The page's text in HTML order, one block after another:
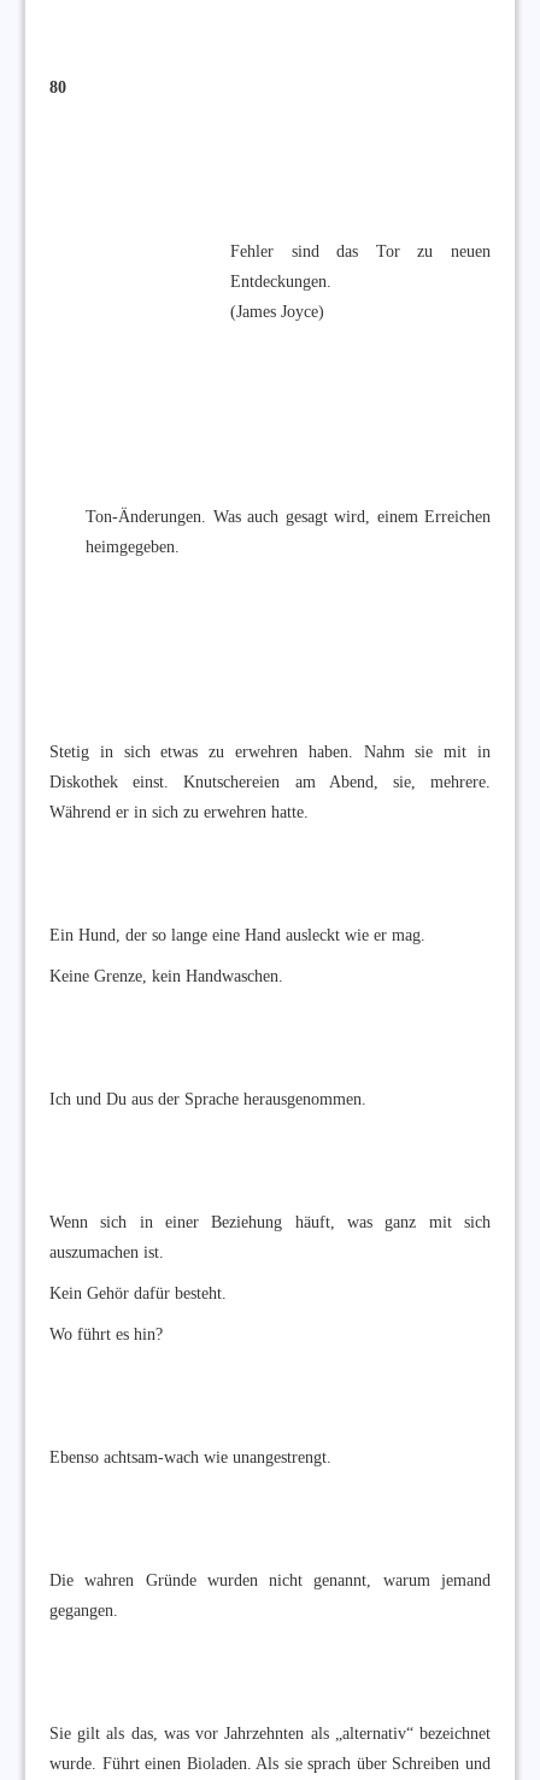
80
Fehler sind das Tor zu neuen
Entdeckungen.
(James Joyce)
Ton-Änderungen. Was auch gesagt wird, einem Erreichen
heimgegeben.
Stetig in sich etwas zu erwehren haben. Nahm sie mit in
Diskothek einst. Knutschereien am Abend, sie, mehrere.
Während er in sich zu erwehren hatte.
Ein Hund, der so lange eine Hand ausleckt wie er mag.
Keine Grenze, kein Handwaschen.
Ich und Du aus der Sprache herausgenommen.
Wenn sich in einer Beziehung häuft, was ganz mit sich
auszumachen ist.
Kein Gehör dafür besteht.
Wo führt es hin?
Ebenso achtsam-wach wie unangestrengt.
Die wahren Gründe wurden nicht genannt, warum jemand
gegangen.
Sie gilt als das, was vor Jahrzehnten als „alternativ“ bezeichnet
wurde. Führt einen Bioladen. Als sie sprach über Schreiben und